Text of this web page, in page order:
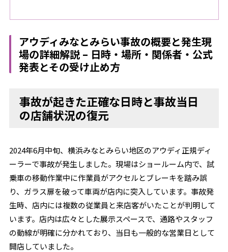
アウディみなとみらい事故の概要と発生現
場の詳細解説 – 日時・場所・関係者・公式
発表とその受け止め方
事故が起きた正確な日時と事故当日
の店舗状況の復元
2024年6月中旬、横浜みなとみらい地区のアウディ正規ディ
ーラーで事故が発生しました。現場はショールーム内で、試
乗車の移動作業中に作業員がアクセルとブレーキを踏み誤
り、ガラス扉を破って車両が店内に突入しています。事故発
生時、店内には複数の従業員と来店客がいたことが判明して
います。店内は広々とした展示スペースで、通路やスタッフ
の動線が明確に分かれており、当日も一般的な営業日として
開店していました。